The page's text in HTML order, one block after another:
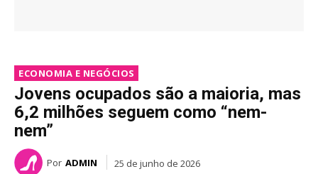
ECONOMIA E NEGÓCIOS
Jovens ocupados são a maioria, mas
6,2 milhões seguem como “nem-
nem”
Por ADMIN 25 de junho de 2026